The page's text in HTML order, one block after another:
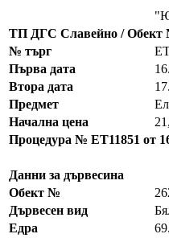
ТП ДГС Славейно / Обект
№ търг
Първа дата
Втора дата
Предмет
Начална цена
Процедура № ЕТ11851 от
Данни за дървесина
Обект №
Дървесен вид
Едра